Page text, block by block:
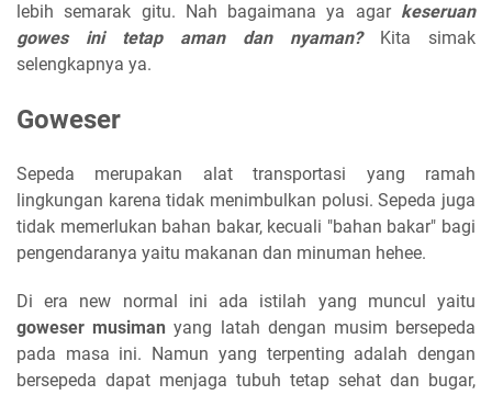
lebih semarak gitu. Nah bagaimana ya agar keseruan
gowes ini tetap aman dan nyaman?Kita simak
selengkapnya ya.
Goweser
Sepeda merupakan alat transportasi yang ramah
lingkungan karena tidak menimbulkan polusi. Sepeda juga
tidak memerlukan bahan bakar, kecuali "bahan bakar" bagi
pengendaranya yaitu makanan dan minuman hehee.
Di era new normal ini ada istilah yang muncul yaitu
goweser musiman yang latah dengan musim bersepeda
pada masa ini. Namun yang terpenting adalah dengan
bersepeda dapat menjaga tubuh tetap sehat dan bugar,